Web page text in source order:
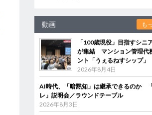
動画 も
「100歳現役」目指すシニ
が集結 マンション管理代
ント「うぇるねすシップ」
2026年8月4日
AI時代、「暗黙知」は継承できるのか
レ」説明会／ラウンドテーブル
2026年8月3日